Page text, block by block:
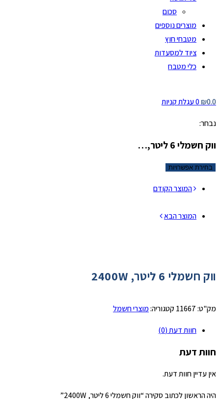
סכום
מוצרים נוספים
מטבחי חוץ
ציוד למסעדות
כלי מטבח
₪0.0
0 עגלת קניות
נבחר:
ווק חשמלי 6 ליטר,…
בחירת אפשרויות
המוצר הקודם
המוצר הבא
ווק חשמלי 6 ליטר, 2400W
מק"ט:11667קטגוריה:מוצרי חשמל
חוות דעת (0)
חוות דעת
אין עדיין חוות דעת.
היה הראשון לכתוב סקירה “ווק חשמלי 6 ליטר, 2400W”